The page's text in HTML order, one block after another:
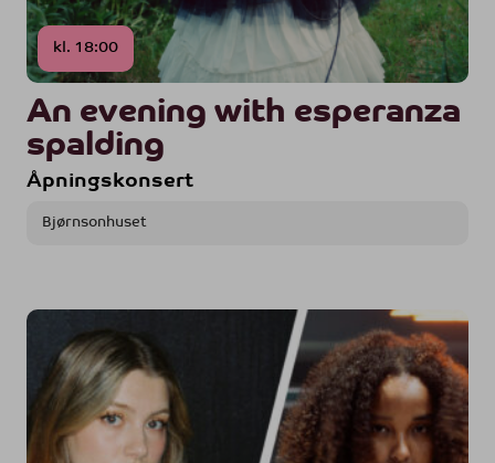
kl. 18:00
An evening with esperanza
spalding
Åpningskonsert
Bjørnsonhuset